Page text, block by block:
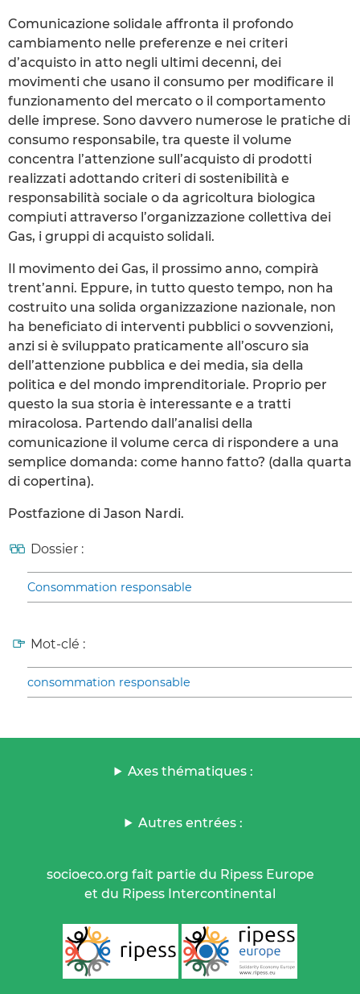
Comunicazione solidale affronta il profondo
cambiamento nelle preferenze e nei criteri
d’acquisto in atto negli ultimi decenni, dei
movimenti che usano il consumo per modificare il
funzionamento del mercato o il comportamento
delle imprese. Sono davvero numerose le pratiche di
consumo responsabile, tra queste il volume
concentra l’attenzione sull’acquisto di prodotti
realizzati adottando criteri di sostenibilità e
responsabilità sociale o da agricoltura biologica
compiuti attraverso l’organizzazione collettiva dei
Gas, i gruppi di acquisto solidali.
Il movimento dei Gas, il prossimo anno, compirà
trent’anni. Eppure, in tutto questo tempo, non ha
costruito una solida organizzazione nazionale, non
ha beneficiato di interventi pubblici o sovvenzioni,
anzi si è sviluppato praticamente all’oscuro sia
dell’attenzione pubblica e dei media, sia della
politica e del mondo imprenditoriale. Proprio per
questo la sua storia è interessante e a tratti
miracolosa. Partendo dall’analisi della
comunicazione il volume cerca di rispondere a una
semplice domanda: come hanno fatto? (dalla quarta
di copertina).
Postfazione di Jason Nardi.
Dossier :
Consommation responsable
Mot-clé :
consommation responsable
Axes thématiques :
Autres entrées :
socioeco.org fait partie du Ripess Europe
et du Ripess Intercontinental